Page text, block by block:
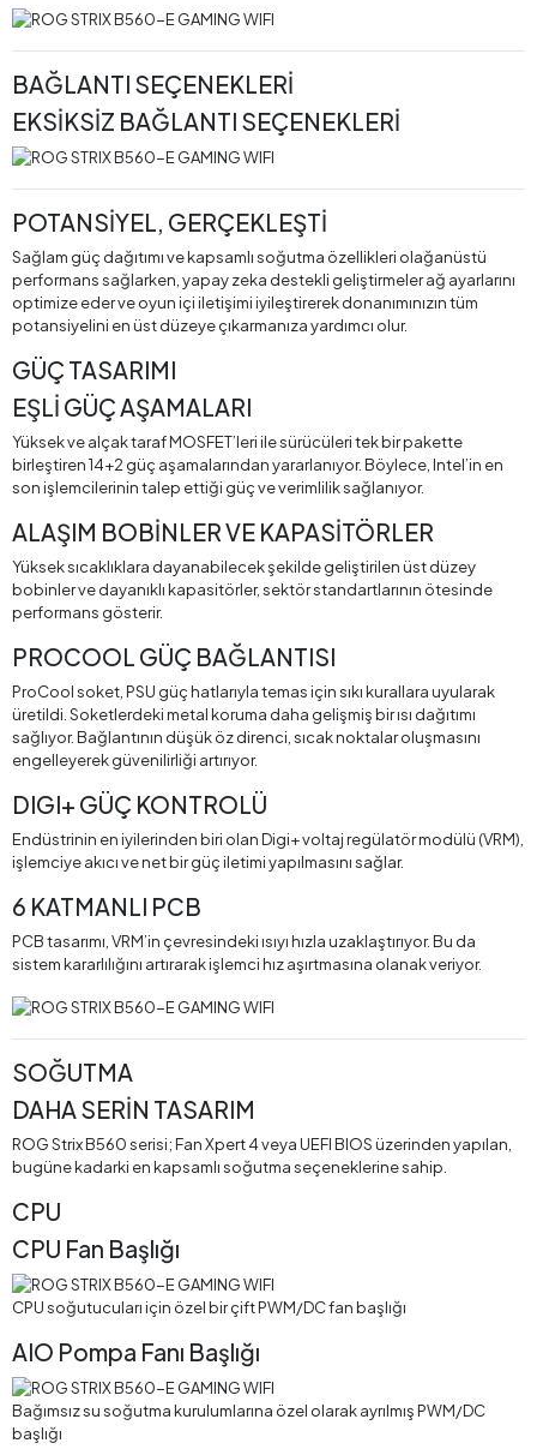
BAĞLANTI SEÇENEKLERİ
EKSİKSİZ BAĞLANTI SEÇENEKLERİ
POTANSİYEL, GERÇEKLEŞTİ
Sağlam güç dağıtımı ve kapsamlı soğutma özellikleri olağanüstü
performans sağlarken, yapay zeka destekli geliştirmeler ağ ayarlarını
optimize eder ve oyun içi iletişimi iyileştirerek donanımınızın tüm
potansiyelini en üst düzeye çıkarmanıza yardımcı olur.
GÜÇ TASARIMI
EŞLİ GÜÇ AŞAMALARI
Yüksek ve alçak taraf MOSFET’leri ile sürücüleri tek bir pakette
birleştiren 14+2 güç aşamalarından yararlanıyor. Böylece, Intel’in en
son işlemcilerinin talep ettiği güç ve verimlilik sağlanıyor.
ALAŞIM BOBİNLER VE KAPASİTÖRLER
Yüksek sıcaklıklara dayanabilecek şekilde geliştirilen üst düzey
bobinler ve dayanıklı kapasitörler, sektör standartlarının ötesinde
performans gösterir.
PROCOOL GÜÇ BAĞLANTISI
ProCool soket, PSU güç hatlarıyla temas için sıkı kurallara uyularak
üretildi. Soketlerdeki metal koruma daha gelişmiş bir ısı dağıtımı
sağlıyor. Bağlantının düşük öz direnci, sıcak noktalar oluşmasını
engelleyerek güvenilirliği artırıyor.
DIGI+ GÜÇ KONTROLÜ
Endüstrinin en iyilerinden biri olan Digi+ voltaj regülatör modülü (VRM),
işlemciye akıcı ve net bir güç iletimi yapılmasını sağlar.
6 KATMANLI PCB
PCB tasarımı, VRM’in çevresindeki ısıyı hızla uzaklaştırıyor. Bu da
sistem kararlılığını artırarak işlemci hız aşırtmasına olanak veriyor.
SOĞUTMA
DAHA SERİN TASARIM
ROG Strix B560 serisi; Fan Xpert 4 veya UEFI BIOS üzerinden yapılan,
bugüne kadarki en kapsamlı soğutma seçeneklerine sahip.
CPU
CPU Fan Başlığı
CPU soğutucuları için özel bir çift PWM/DC fan başlığı
AIO Pompa Fanı Başlığı
Bağımsız su soğutma kurulumlarına özel olarak ayrılmış PWM/DC
başlığı